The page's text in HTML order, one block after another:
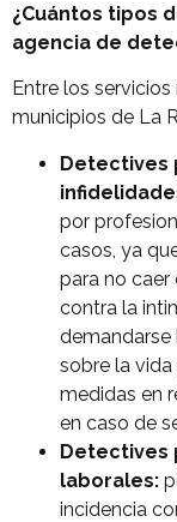
¿Cuántos tipos
agencia de
Entre los
municipios de La
Detectives
por
casos, ya
para no
contra la
demandarse
sobre la
medidas en
en caso de
Detectives
laborales:
incidencia
¿Qué tipo